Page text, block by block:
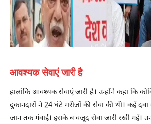
आवश्यक सेवाएं जारी है
हालांकि आवश्यक सेवाएं जारी है। उन्होंने कहा कि
दुकानदारों ने 24 घंटे मरीजों की सेवा की थी। कई
जान तक गंवाई। इसके बावजूद सेवा जारी रखी गई।